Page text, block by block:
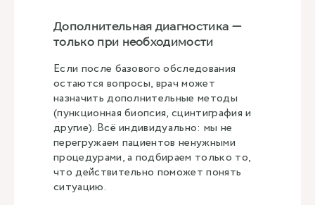
Дополнительная диагностика —
только при необходимости
Если после базового обследования
остаются вопросы, врач может
назначить дополнительные методы
(пункционная биопсия, сцинтиграфия и
другие). Всё индивидуально: мы не
перегружаем пациентов ненужными
процедурами, а подбираем только то,
что действительно поможет понять
ситуацию.